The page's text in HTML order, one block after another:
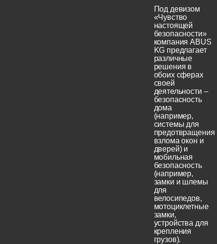
Под девизом
«Чувство
настоящей
безопасности»
компания ABUS
KG предлагает
различные
решения в
обоих сферах
своей
деятельности –
безопасность
дома
(например,
системы для
предотвращения
взлома окон и
дверей) и
мобильная
безопасность
(например,
замки и шлемы
для
велосипедов,
мотоциклетные
замки,
устройства для
крепления
грузов).